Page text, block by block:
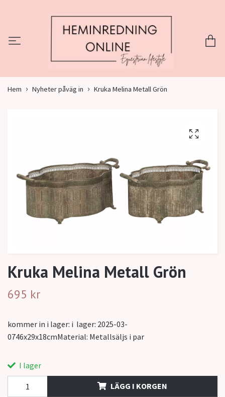
Hem Nyheter påväg in Kruka Melina Metall Grön
Kruka Melina Metall Grön
695 kr
kommer in i lager: i lager: 2025-03-
0746x29x18cmMaterial: Metallsäljs i par
I lager
LÄGG I KORGEN